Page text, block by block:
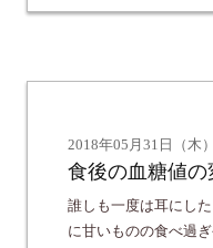
2018年05月31日（木）
食後の血糖値
誰しも一度は耳にし
に甘いものの食べ過